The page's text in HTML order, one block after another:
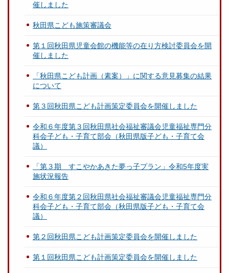
催しました
秋田県こども施策審議会
第１回秋田県児童会館の機能等の在り方検討委員会を開
催しました
「秋田県こども計画（素案）」に関する意見募集の結果
について
第３回秋田県こども計画策定委員会を開催しました
令和６年度第３回秋田県社会福祉審議会児童福祉専門分
科会子ども・子育て部会（秋田県版子ども・子育て会
議）
「第３期 すこやかあきた夢っ子プラン」令和5年度実
施状況報告
令和６年度第２回秋田県社会福祉審議会児童福祉専門分
科会子ども・子育て部会（秋田県版子ども・子育て会
議）
第２回秋田県こども計画策定委員会を開催しました
第１回秋田県こども計画策定委員会を開催しました